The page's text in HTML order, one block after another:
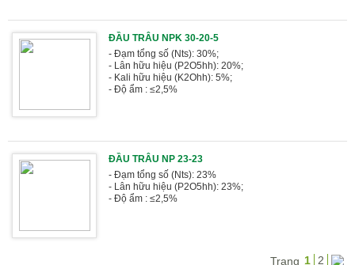
ĐẦU TRÂU NPK 30-20-5
- Đạm tổng số (Nts): 30%;
- Lân hữu hiệu (P2O5hh): 20%;
- Kali hữu hiệu (K2Ohh): 5%;
- Độ ẩm : ≤2,5%
ĐẦU TRÂU NP 23-23
- Đạm tổng số (Nts): 23%
- Lân hữu hiệu (P2O5hh): 23%;
- Độ ẩm : ≤2,5%
1 2
Trang